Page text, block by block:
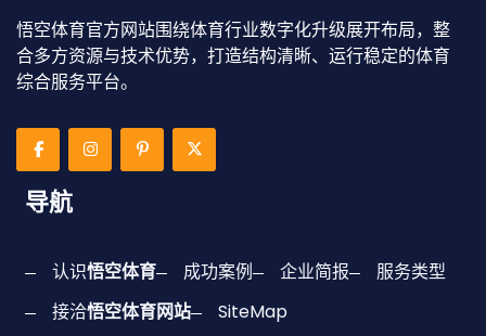
悟空体育官方网站围绕体育行业数字化升级展开布局，整
合多方资源与技术优势，打造结构清晰、运行稳定的体育
综合服务平台。
导航
认识悟空体育 成功案例 企业简报
服务类型
接洽悟空体育网站 SiteMap